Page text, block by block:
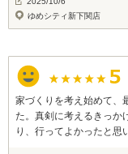
ゆめシティ新下関店
家づくりを考え始めて、
た。真剣に考えるきっか
り、行ってよかったと思